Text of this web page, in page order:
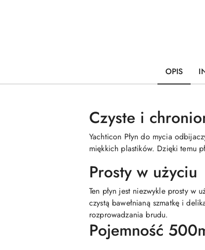
OPIS
Czyste i
Yachticon Płyn do mycia
miękkich plastików. Dzięki temu
Prosty w użyciu
Ten płyn jest niezwykle prosty w
czystą bawełnianą szmatkę i
rozprowadzania brudu.
Pojemność